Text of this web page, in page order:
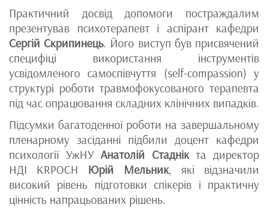
Практичний досвід допомоги постраждалим
презентував психотерапевт і аспірант кафедри
Сергій Скрипинець. Його виступ був присвячений
специфіці використання інструментів
усвідомленого самоспівчуття (self-compassion) у
структурі роботи травмофокусованого терапевта
під час опрацювання складних клінічних випадків.
Підсумки багатоденної роботи на завершальному
пленарному засіданні підбили доцент кафедри
психології УжНУАнатолій Стаднікта директор
НДІ KRPOCH Юрій Мельник, які відзначили
високий рівень підготовки спікерів і практичну
цінність напрацьованих рішень.